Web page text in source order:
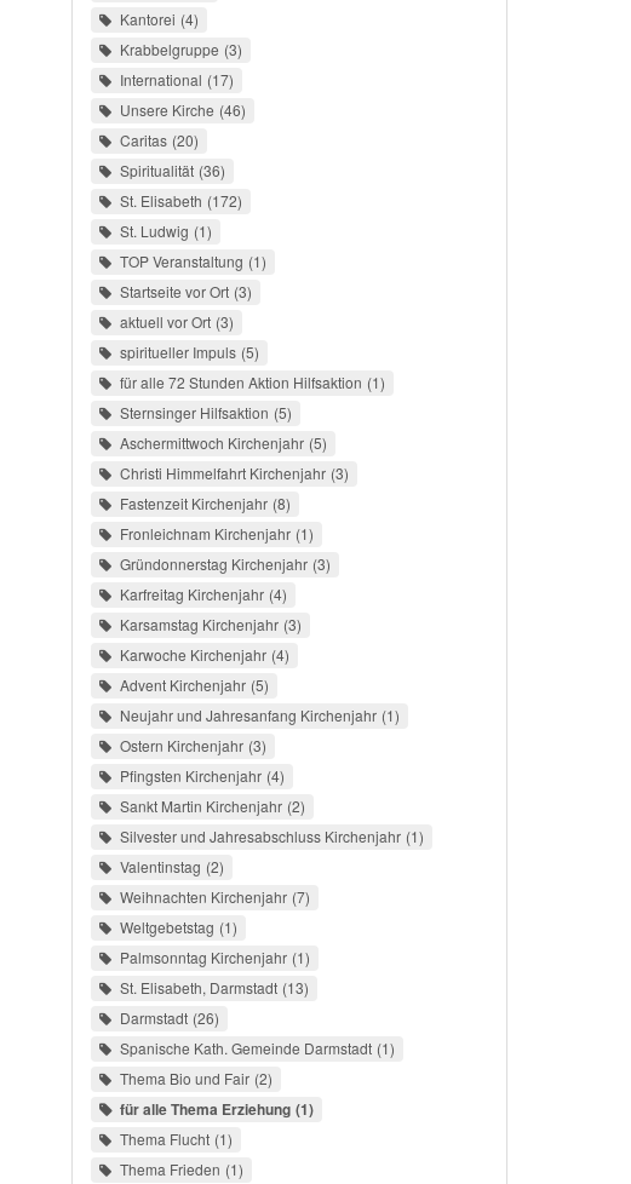
Kantorei 4
Krabbelgruppe 3
International 17
Unsere Kirche 46
Caritas 20
Spiritualität 36
St. Elisabeth 172
St. Ludwig 1
TOP Veranstaltung 1
Startseite vor Ort 3
aktuell vor Ort 3
spiritueller Impuls 5
für alle 72 Stunden Aktion Hilfsaktion 1
Sternsinger Hilfsaktion 5
Aschermittwoch Kirchenjahr 5
Christi Himmelfahrt Kirchenjahr 3
Fastenzeit Kirchenjahr 8
Fronleichnam Kirchenjahr 1
Gründonnerstag Kirchenjahr 3
Karfreitag Kirchenjahr 4
Karsamstag Kirchenjahr 3
Karwoche Kirchenjahr 4
Advent Kirchenjahr 5
Neujahr und Jahresanfang Kirchenjahr 1
Ostern Kirchenjahr 3
Pfingsten Kirchenjahr 4
Sankt Martin Kirchenjahr 2
Silvester und Jahresabschluss Kirchenjahr 1
Valentinstag 2
Weihnachten Kirchenjahr 7
Weltgebetstag 1
Palmsonntag Kirchenjahr 1
St. Elisabeth, Darmstadt 13
Darmstadt 26
Spanische Kath. Gemeinde Darmstadt 1
Thema Bio und Fair 2
für alle Thema Erziehung 1
Thema Flucht 1
Thema Frieden 1